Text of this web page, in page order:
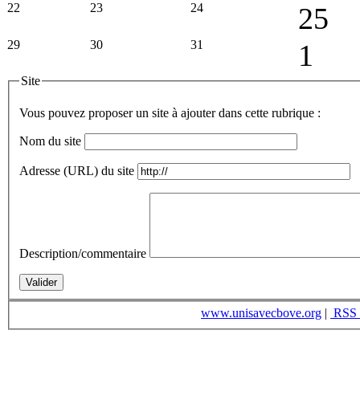
22 23 24 25
29 30 31 1
Site
Vous pouvez proposer un site à ajouter dans cette rubrique :
Nom du site
Adresse (URL) du site
Description/commentaire
www.unisavecbove.org | RSS